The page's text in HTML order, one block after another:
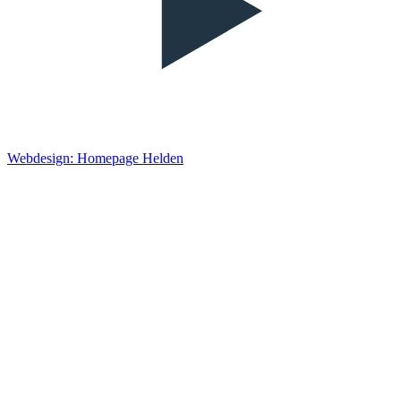
Webdesign: Homepage Helden